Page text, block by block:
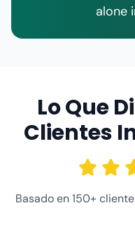
alone
Lo Que
Clientes
Basado en 150+